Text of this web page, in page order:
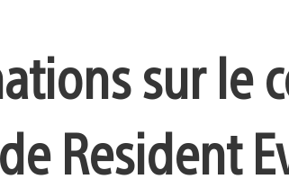
sur le
Resident